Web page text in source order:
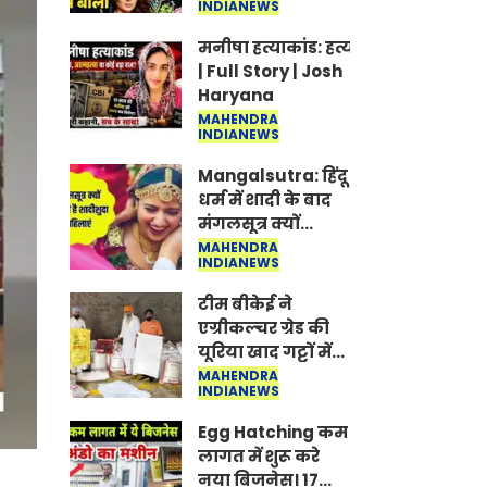
Jantar-Mantar |
CJP protest
INDIANEWS
मनीषा हत्याकांड: हत्या, आत्महत्या या
| Full Story | Josh
Haryana
MAHENDRA
INDIANEWS
Mangalsutra: हिंदू
धर्म में शादी के बाद
मंगलसूत्र क्यों
पहनती है महिलाएं,
किसने शुरु की ये
परंपरा
MAHENDRA
INDIANEWS
टीम बीकेई ने
एग्रीकल्चर ग्रेड की
यूरिया खाद गट्टों में
बदलकर टेक्निकल
ग्रेड में बेचने वालों पर
करवाई कार्रवाई:
लखविंदर सिंह
औलख
MAHENDRA
INDIANEWS
Egg Hatching कम
लागत में शुरू करे
नया बिजनेस। 17